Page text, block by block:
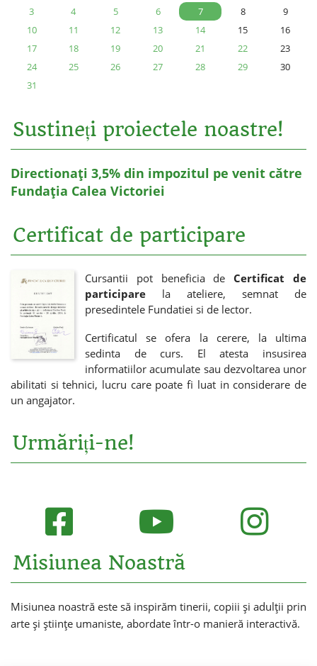
3
4 5 6 7 8
9
10
11 12 13 14 15
16
17
18 19 20 21 22
23
24
25 26 27 28 29
30
31
Sustineți proiectele noastre!
Directionați 3,5% din impozitul pe venit către
Fundația Calea Victoriei
Certificat de participare
Cursantii pot beneficia de Certificat de
participare la ateliere, semnat de
presedintele Fundatiei si de lector.
Certificatul se ofera la cerere, la ultima
sedinta de curs. El atesta insusirea
informatiilor acumulate sau dezvoltarea unor
abilitati si tehnici, lucru care poate fi luat in considerare de
un angajator.
Urmăriți-ne!
Misiunea Noastră
Misiunea noastră este să inspirăm tinerii, copiii și adulții prin
arte și științe umaniste, abordate într-o manieră interactivă.